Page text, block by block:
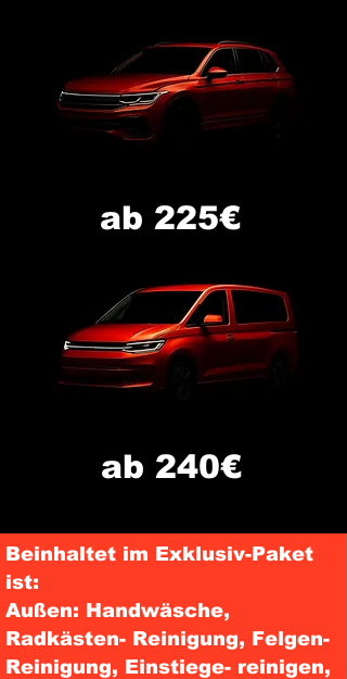
ab 225€
ab 240€
Beinhaltet im Exklusiv-Paket
ist:
Außen: Handwäsche,
Radkästen- Reinigung, Felgen-
Reinigung, Einstiege- reinigen,